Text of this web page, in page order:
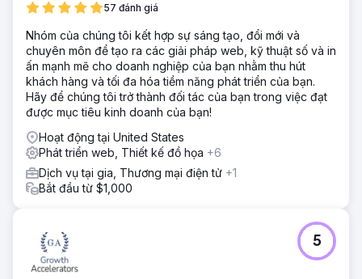
57 đánh giá
Nhóm của chúng tôi kết hợp sự sáng tạo, đổi mới và
chuyên môn để tạo ra các giải pháp web, kỹ thuật số và in
ấn mạnh mẽ cho doanh nghiệp của bạn nhằm thu hút
khách hàng và tối đa hóa tiềm năng phát triển của bạn.
Hãy để chúng tôi trở thành đối tác của bạn trong việc đạt
được mục tiêu kinh doanh của bạn!
Hoạt động tại United States
Phát triển web, Thiết kế đồ họa +6
Dịch vụ tại gia, Thương mại điện tử +1
Bắt đầu từ $1,000
5